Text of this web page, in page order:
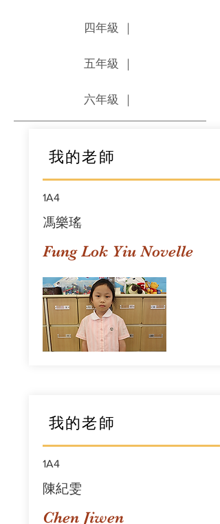
四年級 ｜
五年級 ｜
六年級 ｜
我的老師
1A4
馮樂瑤
Fung Lok Yiu Novelle
我的老師
1A4
陳紀雯
Chen Jiwen